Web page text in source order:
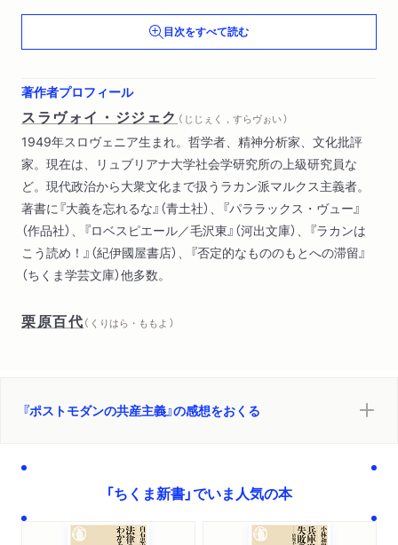
社会主義かコミュニズムか？
ハイチにて
目次をすべて読む
著作者プロフィール
スラヴォイ・ジジェク （ じじぇく，すらヴぉい ）
1949年スロヴェニア生まれ。哲学者、精神分析家、文化批評
家。現在は、リュブリアナ大学社会学研究所の上級研究員な
ど。現代政治から大衆文化まで扱うラカン派マルクス主義者。
著書に『大義を忘れるな』（青土社）、『パララックス・ヴュー』
（作品社）、『ロベスピエール／毛沢東』（河出文庫）、『ラカンは
こう読め！』（紀伊國屋書店）、『否定的なもののもとへの滞留』
（ちくま学芸文庫）他多数。
栗原百代（ くりはら・ももよ ）
『ポストモダンの共産主義』の感想をおくる
「ちくま新書」でいま人気の本